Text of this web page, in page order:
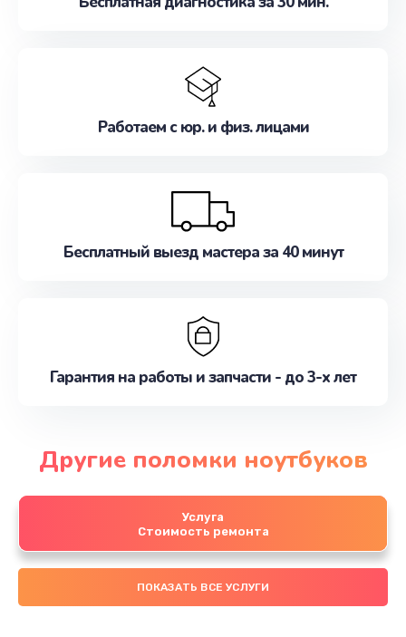
Работаем с юр. и физ. лицами
Бесплатный выезд мастера за 40 минут
Гарантия на работы и запчасти - до 3-х лет
Другие поломки ноутбуков
Услуга
Стоимость ремонта
ПОКАЗАТЬ ВСЕ УСЛУГИ